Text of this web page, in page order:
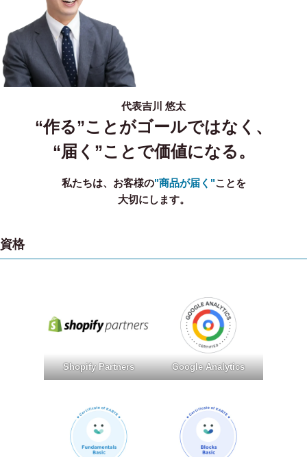
代表吉川 悠太
“作る”ことがゴールではなく、
“届く”ことで価値になる。
私たちは、お客様の"商品が届く"ことを
大切にします。
資格
Shopify Partners Google Analytics